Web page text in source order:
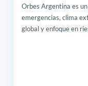
Orbes Argentina es
emergencias, clima
global y enfoque en